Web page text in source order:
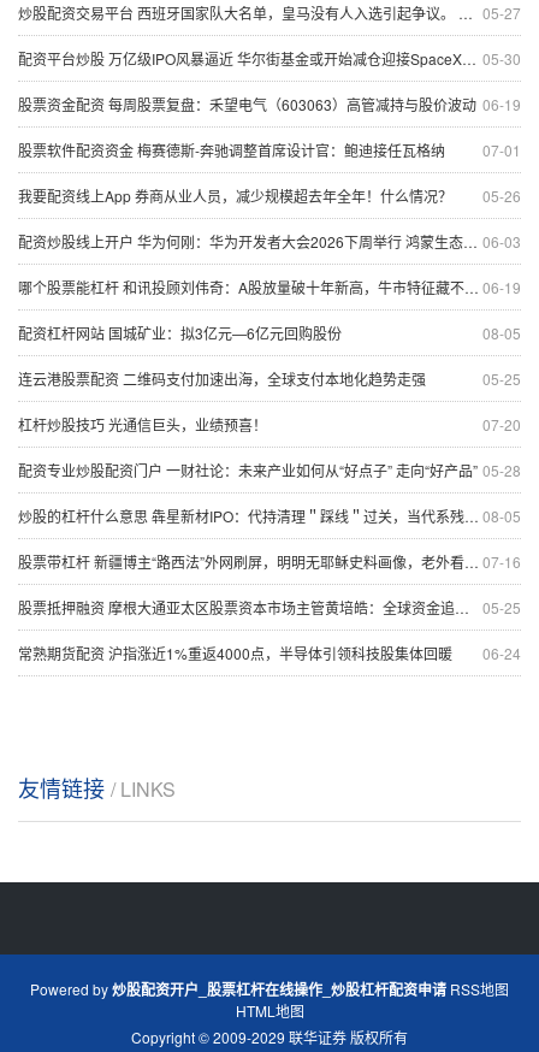
05-27
炒股配资交易平台 西班牙国家队大名单，皇马没有人入选引起争议。 几乎可以叫西班牙巴塞罗
05-30
配资平台炒股 万亿级IPO风暴逼近 华尔街基金或开始减仓迎接SpaceX上市
06-19
股票资金配资 每周股票复盘：禾望电气（603063）高管减持与股价波动
07-01
股票软件配资资金 梅赛德斯-奔驰调整首席设计官：鲍迪接任瓦格纳
05-26
我要配资线上App 券商从业人员，减少规模超去年全年！什么情况？
06-03
配资炒股线上开户 华为何刚：华为开发者大会2026下周举行 鸿蒙生态加速奔跑
06-19
哪个股票能杠杆 和讯投顾刘伟奇：A股放量破十年新高，牛市特征藏不住，这波上涨才刚起步？
08-05
配资杠杆网站 国城矿业：拟3亿元—6亿元回购股份
05-25
连云港股票配资 二维码支付加速出海，全球支付本地化趋势走强
07-20
杠杆炒股技巧 光通信巨头，业绩预喜！
05-28
配资专业炒股配资门户 一财社论：未来产业如何从“好点子” 走向“好产品”
08-05
炒股的杠杆什么意思 犇星新材IPO：代持清理＂踩线＂过关，当代系残余资本＂借壳＂潜伏，关联采购两年飙至5.1亿，1.6亿诉讼悬而未决
07-16
股票带杠杆 新疆博主“路西法”外网刷屏，明明无耶稣史料画像，老外看见他为何慌了神
05-25
股票抵押融资 摩根大通亚太区股票资本市场主管黄培皓：全球资金追捧港股IPO 亚太地区整体融资规模有望创近五年新高
06-24
常熟期货配资 沪指涨近1%重返4000点，半导体引领科技股集体回暖
友情链接 / LINKS
Powered by炒股配资开户_股票杠杆在线操作_炒股杠杆配资申请 RSS地图
HTML地图
Copyright© 2009-2029 联华证券版权所有